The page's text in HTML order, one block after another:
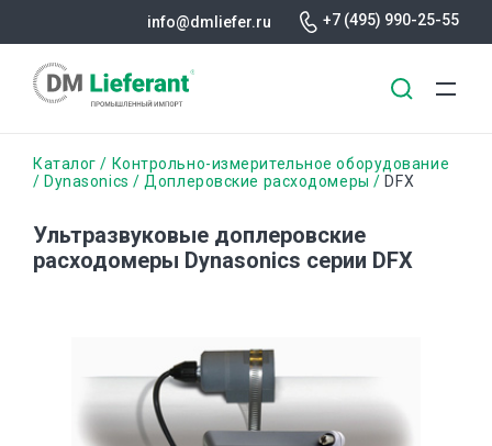
содержанию
info@dmliefer.ru +7 (495) 990-25-55
Строка
Каталог
Контрольно-измерительное оборудование
Dynasonics
Доплеровские расходомеры DFX
Ультразвуковые доплеровские
расходомеры Dynasonics серии DFX